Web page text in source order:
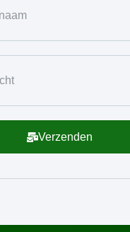
Verzenden